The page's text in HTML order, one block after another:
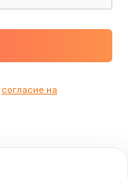
согласие на